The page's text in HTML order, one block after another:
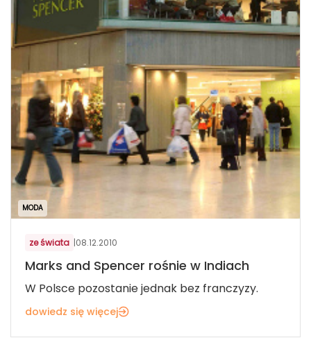
MODA
ze świata |08.12.2010
Marks and Spencer rośnie w Indiach
W Polsce pozostanie jednak bez franczyzy.
dowiedz się więcej